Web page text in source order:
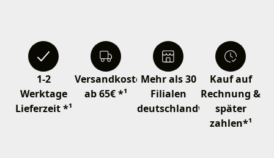
1-2
Werktage
Lieferzeit *¹
Versandkostenfrei
ab 65€ *¹
Mehr als 30
Filialen
deutschlandweit
Kauf auf
Rechnung &
später
zahlen*¹